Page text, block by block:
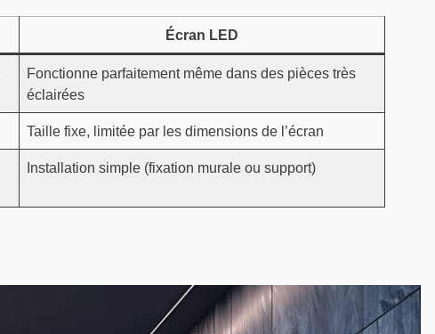
Écran LED
Fonctionne parfaitement même dans des pièces très
éclairées
Taille fixe, limitée par les dimensions de l’écran
Installation simple (fixation murale ou support)